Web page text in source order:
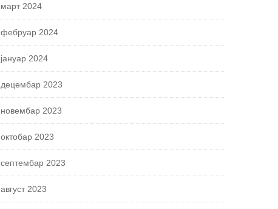
март 2024
фебруар 2024
јануар 2024
децембар 2023
новембар 2023
октобар 2023
септембар 2023
август 2023